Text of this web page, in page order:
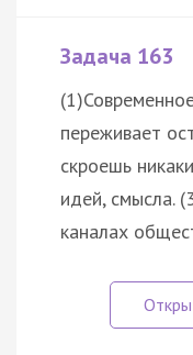
Задача 163
переживает
скроешь
идей, смысла.
каналах